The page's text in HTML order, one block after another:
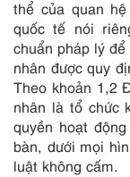
thể của quan
quốc tế nói
chuẩn pháp lý
nhân được quy
Theo khoản 1,2
nhân là tổ chức
quyền hoạt
bàn, dưới mọi
luật không cấm.